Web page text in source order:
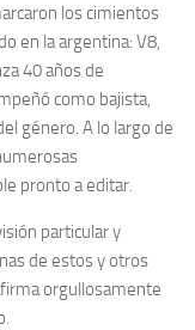
los cimientos
en la argentina: V8,
40 años de
como bajista,
género. A lo largo de
pronto a editar.
particular y
de estos y otros
orgullosamente